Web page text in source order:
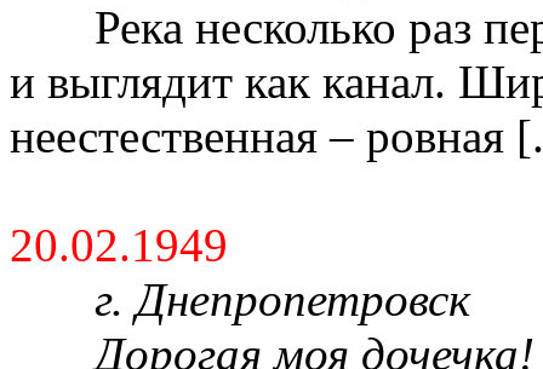
Река несколько раз
и выглядит как канал.
неестественная – ровная
20.02.1949
г. Днепропетровск
Дорогая моя дочечка!